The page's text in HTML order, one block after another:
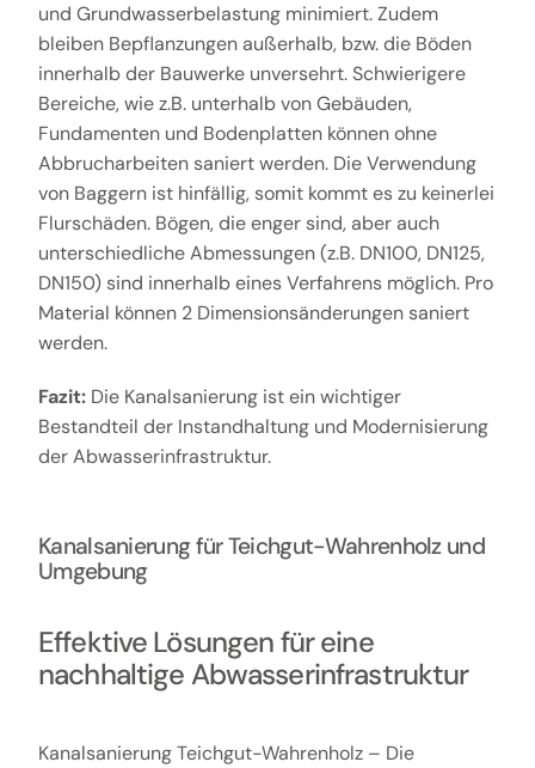
und Grundwasserbelastung minimiert. Zudem
bleiben Bepflanzungen außerhalb, bzw. die Böden
innerhalb der Bauwerke unversehrt. Schwierigere
Bereiche, wie z.B. unterhalb von Gebäuden,
Fundamenten und Bodenplatten können ohne
Abbrucharbeiten saniert werden. Die Verwendung
von Baggern ist hinfällig, somit kommt es zu keinerlei
Flurschäden. Bögen, die enger sind, aber auch
unterschiedliche Abmessungen (z.B. DN100, DN125,
DN150) sind innerhalb eines Verfahrens möglich. Pro
Material können 2 Dimensionsänderungen saniert
werden.
Fazit:Die Kanalsanierung ist ein wichtiger
Bestandteil der Instandhaltung und Modernisierung
der Abwasserinfrastruktur.
Kanalsanierung für Teichgut-Wahrenholz und
Umgebung
Effektive Lösungen für eine
nachhaltige Abwasserinfrastruktur
Kanalsanierung Teichgut-Wahrenholz – Die